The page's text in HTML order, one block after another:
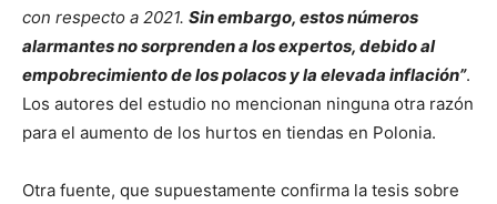
con respecto a 2021. Sin embargo, estos números
alarmantes no sorprenden a los expertos, debido al
empobrecimiento de los polacos y la elevada inflación”.
Los autores del estudio no mencionan ninguna otra razón
para el aumento de los hurtos en tiendas en Polonia.
Otra fuente, que supuestamente confirma la tesis sobre